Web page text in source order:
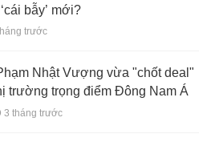
bẫy’ mới?
trước
Nhật Vượng vừa "chốt deal"
trường trọng điểm Đông Nam Á
3 tháng trước